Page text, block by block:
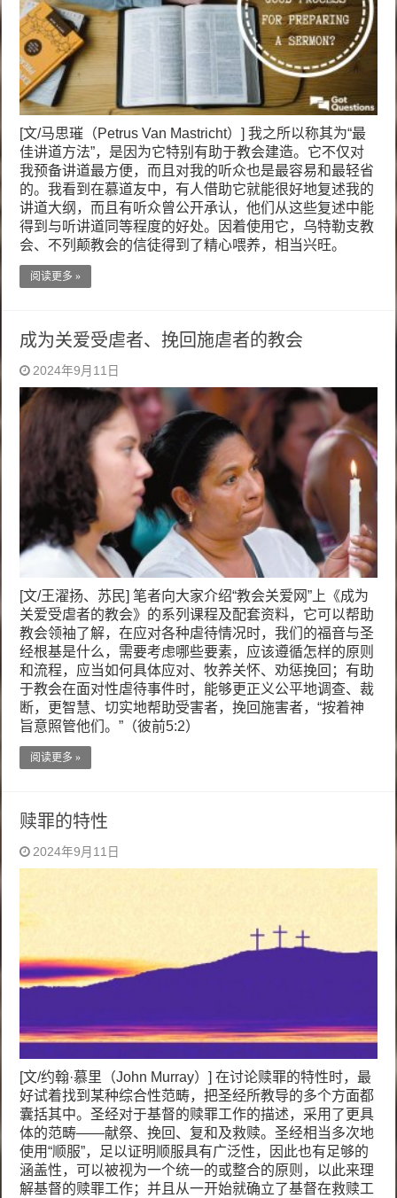
[文/马思璀（Petrus Van Mastricht）] 我之所以称其为“最
佳讲道方法”，是因为它特别有助于教会建造。它不仅对
我预备讲道最方便，而且对我的听众也是最容易和最轻省
的。我看到在慕道友中，有人借助它就能很好地复述我的
讲道大纲，而且有听众曾公开承认，他们从这些复述中能
得到与听讲道同等程度的好处。因着使用它，乌特勒支教
会、不列颠教会的信徒得到了精心喂养，相当兴旺。
阅读更多 »
成为关爱受虐者、挽回施虐者的教会
2024年9月11日
[文/王濯扬、苏民] 笔者向大家介绍“教会关爱网”上《成为
关爱受虐者的教会》的系列课程及配套资料，它可以帮助
教会领袖了解，在应对各种虐待情况时，我们的福音与圣
经根基是什么，需要考虑哪些要素，应该遵循怎样的原则
和流程，应当如何具体应对、牧养关怀、劝惩挽回；有助
于教会在面对性虐待事件时，能够更正义公平地调查、裁
断，更智慧、切实地帮助受害者，挽回施害者，“按着神
旨意照管他们。”（彼前5:2）
阅读更多 »
赎罪的特性
2024年9月11日
[文/约翰·慕里（John Murray）] 在讨论赎罪的特性时，最
好试着找到某种综合性范畴，把圣经所教导的多个方面都
囊括其中。圣经对于基督的赎罪工作的描述，采用了更具
体的范畴——献祭、挽回、复和及救赎。圣经相当多次地
使用“顺服”，足以证明顺服具有广泛性，因此也有足够的
涵盖性，可以被视为一个统一的或整合的原则，以此来理
解基督的赎罪工作；并且从一开始就确立了基督在救赎工